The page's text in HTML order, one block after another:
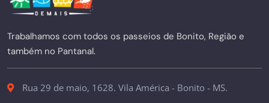
Trabalhamos com todos os passeios de Bonito, Região e
também no Pantanal.
Rua 29 de maio, 1628. Vila América - Bonito - MS.